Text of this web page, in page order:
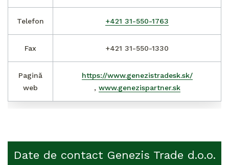
Telefon +421 31-550-1763
Fax +421 31-550-1330
Pagină
web
https://www.genezistradesk.sk/
, www.genezispartner.sk
Date de contact Genezis Trade d.o.o.